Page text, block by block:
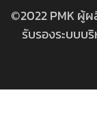
©2022 PMK ผู้ผ
รับรองระบบบ